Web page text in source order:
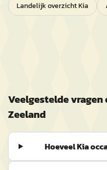
Landelijk overzichtKia
Veelgestelde vragen
Zeeland
Hoeveel Kia